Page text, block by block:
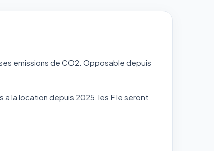
emissions de CO2. Opposable depuis
la location depuis 2025, les F le seront